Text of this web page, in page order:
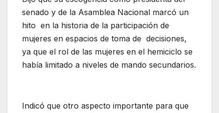
senado y de la Asamblea Nacional marcó un
hito en la historia de la participación de
mujeres en espacios de toma de decisiones,
ya que el rol de las mujeres en el hemiciclo se
había limitado a niveles de mando secundarios.
Indicó que otro aspecto importante para que